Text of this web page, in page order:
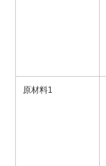
原材料1